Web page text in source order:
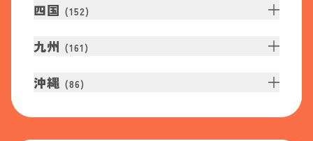
四国 (152)
九州 (161 )
沖縄 (86)